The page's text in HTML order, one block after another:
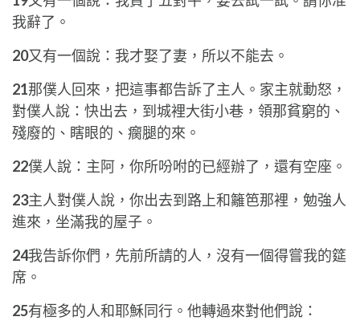
我辭了。
20又有一個說：我才娶了妻，所以不能去。
21那僕人回來，把這事都告訴了主人。家主就動怒，
對僕人說：快出去，到城裡大街小巷，領那貧窮的、
殘廢的、瞎眼的、瘸腿的來。
22僕人說：主阿，你所吩咐的已經辦了，還有空座。
23主人對僕人說，你出去到路上和籬笆那裡，勉強人
進來，坐滿我的屋子。
24我告訴你們，先前所請的人，沒有一個得嘗我的筵
席。
25有極多的人和耶穌同行。他轉過來對他們說：